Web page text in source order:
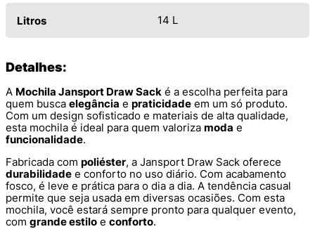
Litros 14 L
Detalhes:
A Mochila Jansport Draw Sack é a escolha perfeita para
quem busca elegância e praticidade em um só produto.
Com um design sofisticado e materiais de alta qualidade,
esta mochila é ideal para quem valoriza moda e
funcionalidade.
Fabricada com poliéster, a Jansport Draw Sack oferece
durabilidade e conforto no uso diário. Com acabamento
fosco, é leve e prática para o dia a dia. A tendência casual
permite que seja usada em diversas ocasiões. Com esta
mochila, você estará sempre pronto para qualquer evento,
com grande estilo e conforto.